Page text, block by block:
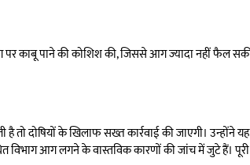
पर काबू पाने की कोशिश की, जिससे आग ज्यादा नहीं फैल
है तो दोषियों के खिलाफ सख्त कार्रवाई की जाएगी। उन्होंने
आग लगने के वास्तविक कारणों की जांच में जुटे हैं। पूरी